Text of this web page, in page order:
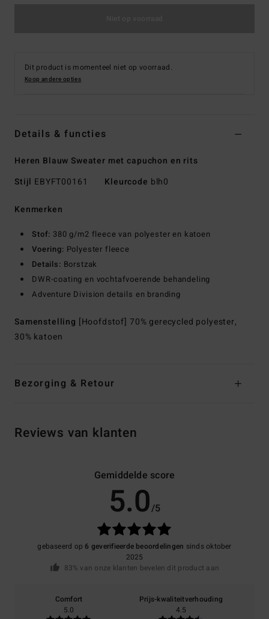
Dit product is momenteel niet op voorraad.
Koop andere opties
Details & functies
Heren Blauw Sweater met capuchon en rits
Stijl EBYFT00161 Kleurcode blh0
Kenmerken
Stof: 380 g/m2 fleece van polyester en katoen
Voering: Polyester fleece
Details: Borstzak
DWR-coating en vochtafvoerende behandeling
Adventure Division details en branding
Samenstelling [Hoofdstof] 70% gerecycled polyester,
30% katoen
Bezorging & Retour
Reviews van klanten
Gemiddelde score
5.0/5
gebaseerd op 6 geverifieerde beoordelingen sinds oktober
2025
83% van onze klanten bevelen dit product aan
Comfort
5.0
Prijs-kwaliteitverhouding
4.5